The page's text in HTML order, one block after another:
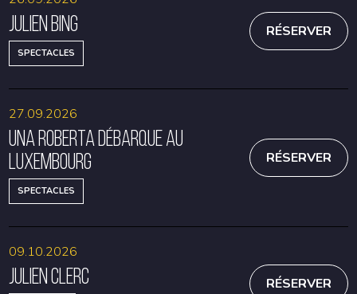
Julien Bing
SPECTACLES
RÉSERVER
Una Roberta débarque au
Luxembourg
SPECTACLES
27.09.2026
RÉSERVER
Julien Clerc
09.10.2026
RÉSERVER